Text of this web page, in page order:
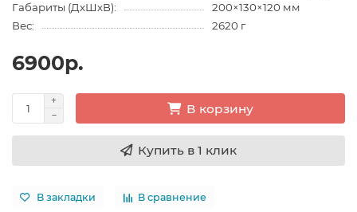
Габариты (ДхШхВ):
200×130×120 мм
Вес:
2620 г
6900р.
В корзину
Купить в 1 клик
В закладки В сравнение